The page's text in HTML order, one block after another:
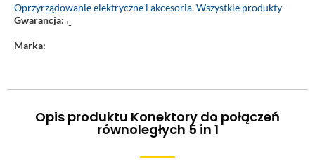
Oprzyrządowanie elektryczne i akcesoria,Wszystkie produkty
Gwarancja: ‘-
Marka:
Opis produktu Konektory do połączeń
równoległych 5 in 1